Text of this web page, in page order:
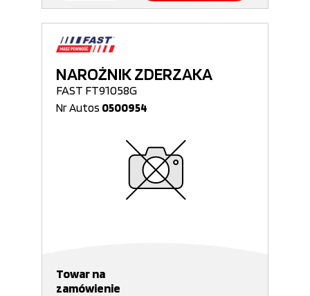
NAROŻNIK ZDERZAKA
FAST FT91058G
Nr Autos 0500954
Towar na
zamówienie